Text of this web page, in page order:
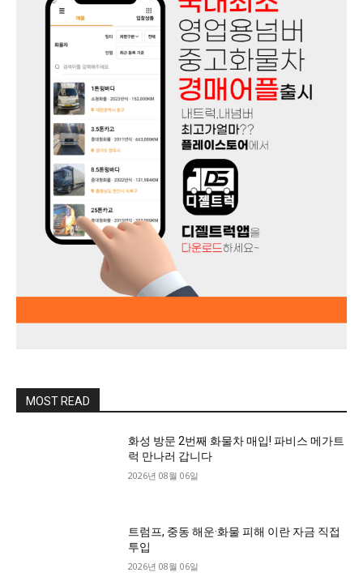
MOST READ
화성 방문 2번째 화물차 매입! 파비스 메가트
럭 만나러 갑니다
2026년 08월 06일
트럼프, 중동 해운·화물 피해 이란 자금 직접
투입
2026년 08월 06일